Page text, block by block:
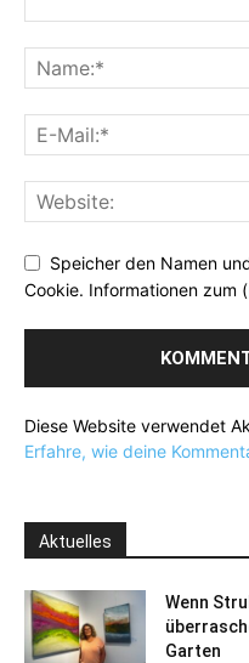
Speicher den Namen
Cookie. Informationen zum (
Diese Website verwendet
Erfahre, wie deine
Aktuelles
Wenn
Garten